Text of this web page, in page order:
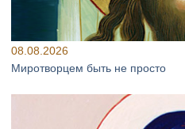
08.08.2026
Миротворцем быть не просто